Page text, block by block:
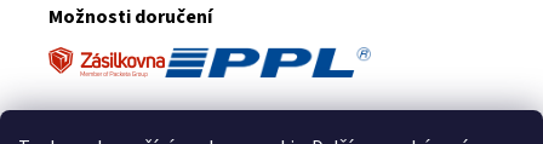
Možnosti doručení